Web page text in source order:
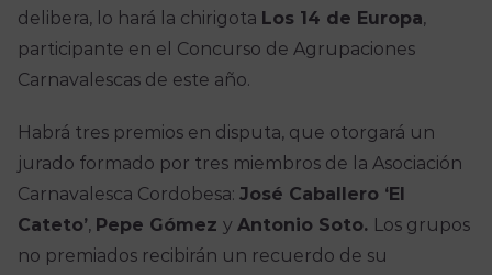
delibera, lo hará la chirigota Los 14 de Europa,
participante en el Concurso de Agrupaciones
Carnavalescas de este año.
Habrá tres premios en disputa, que otorgará un
jurado formado por tres miembros de la Asociación
Carnavalesca Cordobesa: José Caballero ‘El
Cateto’, Pepe Gómez y Antonio Soto. Los grupos
no premiados recibirán un recuerdo de su